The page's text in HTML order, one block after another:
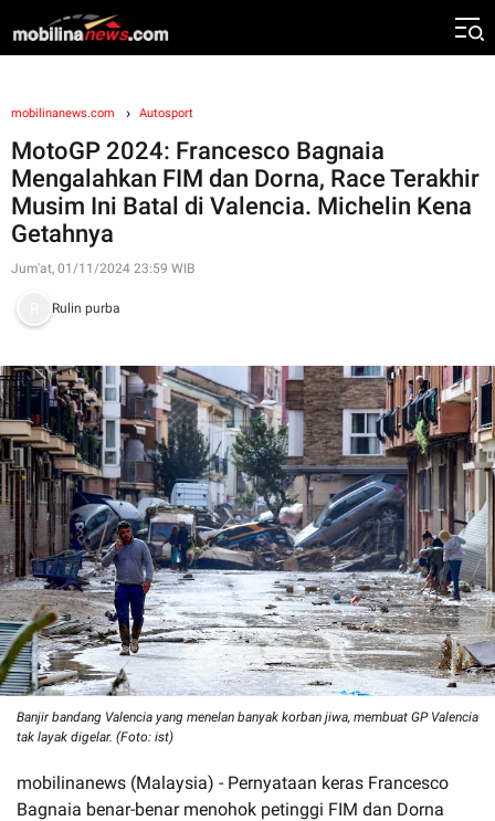
mobilinanews.com Autosport
MotoGP 2024: Francesco Bagnaia
Mengalahkan FIM dan Dorna, Race Terakhir
Musim Ini Batal di Valencia. Michelin Kena
Getahnya
Jum'at, 01/11/2024 23:59 WIB
Rulin purba
Banjir bandang Valencia yang menelan banyak korban jiwa, membuat GP Valencia
tak layak digelar. (Foto: ist)
mobilinanews (Malaysia) - Pernyataan keras Francesco
Bagnaia benar-benar menohok petinggi FIM dan Dorna